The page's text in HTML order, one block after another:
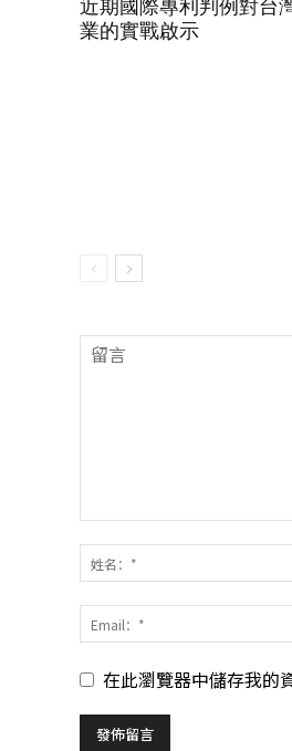
近期國際專利判例對台
業的實戰啟示
在此瀏覽器中儲存我的